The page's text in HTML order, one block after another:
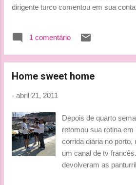
dirigente turco comentou em sua conta
contrato, que vence neste ano.
desembolsa US$ 13 milhões (pouco
Management) quer dobrar a quantia,
no próximo ano”, escreveu Yalçintas
uma reunião sobre o GP da Turquia.
Ministério das Finanças] não vai fazer
isso que a corrida não vai acontecer”,
comercial. Apesar de Istambul ser um
1 comentário
Home sweet home
- abril 21, 2011
Depois de quarto
retomou sua rotina
corrida diária no porto,
um canal de tv
devolveram as